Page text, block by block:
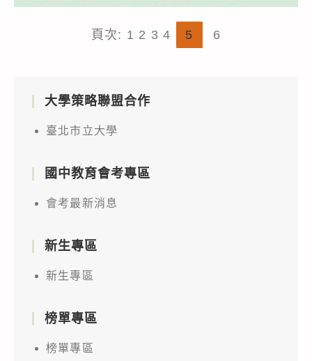
頁次: 1 2 3 4 5 6
大學策略聯盟合作
臺北市立大學
國中教育會考專區
會考最新消息
新生專區
新生專區
榜單專區
榜單專區